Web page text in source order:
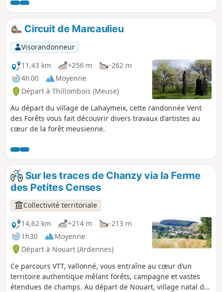
Circuit de Marcaulieu
Visorandonneur
11,43 km
+256 m
-262 m
4h 00
Moyenne
Départ à Thillombois (Meuse)
Au départ du village de Lahaymeix, cette randonnée Vent
des Forêts vous fait découvrir divers travaux d'artistes au
cœur de la forêt meusienne.
Sur les traces de Chanzy via la Ferme
des Petites Censes
Collectivité territoriale
14,62 km
+214 m
-213 m
1h30
Moyenne
Départ à Nouart (Ardennes)
Ce parcours VTT, vallonné, vous entraîne au cœur d’un
territoire authentique mêlant forêts, campagne et vastes
étendues de champs. Au départ de Nouart, village natal du